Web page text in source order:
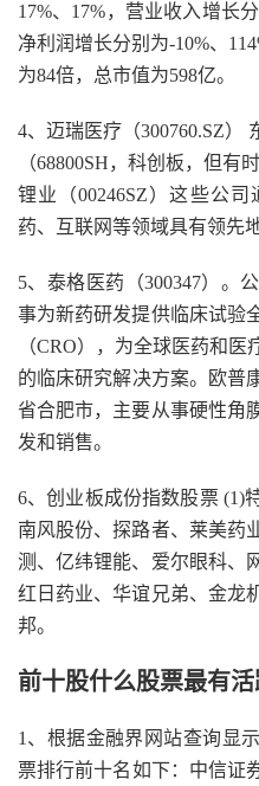
17%、17%，营业收入增长
净利润增长分别为-10%、
为84倍，总市值为598亿。
4、迈瑞医疗（300760.SZ）
（68800SH，科创板，但有
锂业（00246SZ）这些公
药、互联网等领域具有领先
5、泰格医药（300347）。
事为新药研发提供临床试验
（CRO），为全球医药和
的临床研究解决方案。欧普
省合肥市，主要从事硬性角
发和销售。
6、创业板成份指数股票 (1)
南风股份、探路者、莱美药
测、亿纬锂能、爱尔眼科、
红日药业、华谊兄弟、金龙
邦。
前十股什么股票最有活
1、根据金融界网站查询显示
票排行前十名如下：中信证